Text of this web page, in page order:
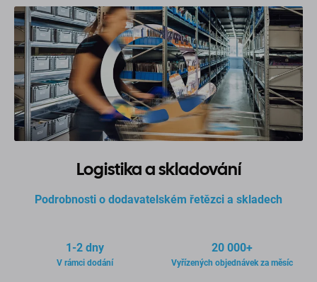
Logistika a skladování
Podrobnosti o dodavatelském řetězci a skladech
1-2 dny
V rámci dodání
20 000+
Vyřízených objednávek za měsíc